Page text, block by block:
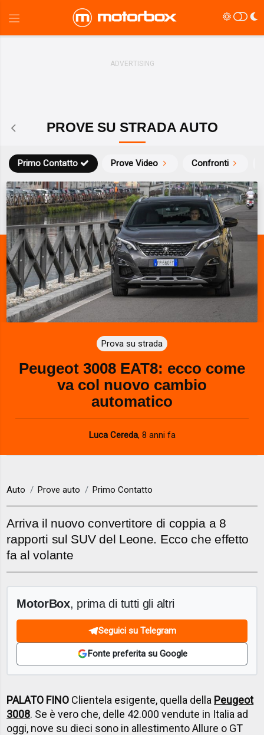
PROVE SU STRADA AUTO
Prove Video Confronti
Primo Contatto
Prova su strada
Peugeot 3008 EAT8: ecco come
va col nuovo cambio
automatico
Luca Cereda, 8 anni fa
Auto Prove auto Primo Contatto
Arriva il nuovo convertitore di coppia a 8
rapporti sul SUV del Leone. Ecco che effetto
fa al volante
MotorBox, prima di tutti gli altri
Seguici su Telegram
Fonte preferita su Google
PALATO FINO Clientela esigente, quella della Peugeot
3008. Se è vero che, delle 42.000 vendute in Italia ad
oggi, nove su dieci sono in allestimento Allure o GT